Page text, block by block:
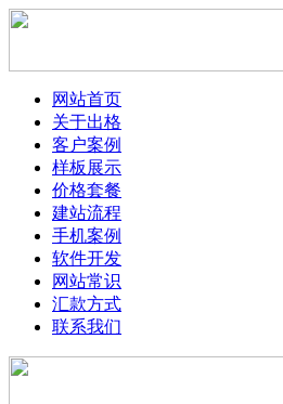
网站首页
关于出格
客户案例
样板展示
价格套餐
建站流程
手机案例
软件开发
网站常识
汇款方式
联系我们